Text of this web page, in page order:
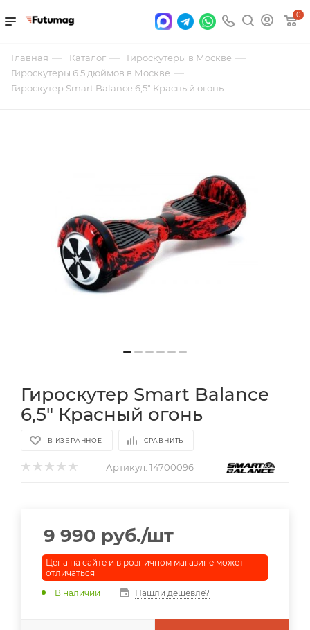
0
Главная — Каталог — Гироскутеры в Москве —
Гироскутеры 6.5 дюймов в Москве —
Гироскутер Smart Balance 6,5" Красный огонь
Гироскутер Smart Balance
6,5" Красный огонь
В ИЗБРАННОЕ СРАВНИТЬ
Артикул: 14700096
9 990 руб./шт
Цена на сайте и в розничном магазине может
отличаться
В наличии
Нашли дешевле?